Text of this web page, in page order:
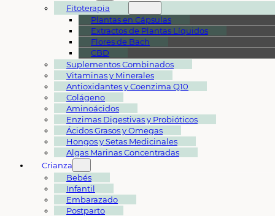
Fitoterapia
Plantas en Cápsulas
Extractos de Plantas Líquidos
Flores de Bach
CBD
Suplementos Combinados
Vitaminas y Minerales
Antioxidantes y Coenzima Q10
Colágeno
Aminoácidos
Enzimas Digestivas y Probióticos
Ácidos Grasos y Omegas
Hongos y Setas Medicinales
Algas Marinas Concentradas
Crianza
Bebés
Infantil
Embarazado
Postparto